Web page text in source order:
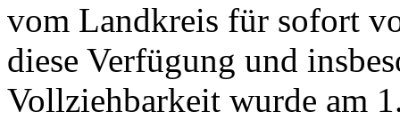
vom Landkreis für sofort
diese Verfügung und
Vollziehbarkeit wurde am